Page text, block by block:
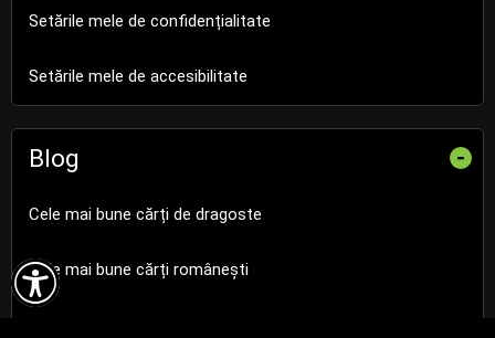

Setările mele de confidențialitate
Setările mele de accesibilitate
Blog -
Cele mai bune cărți de dragoste
Cele mai bune cărți românești